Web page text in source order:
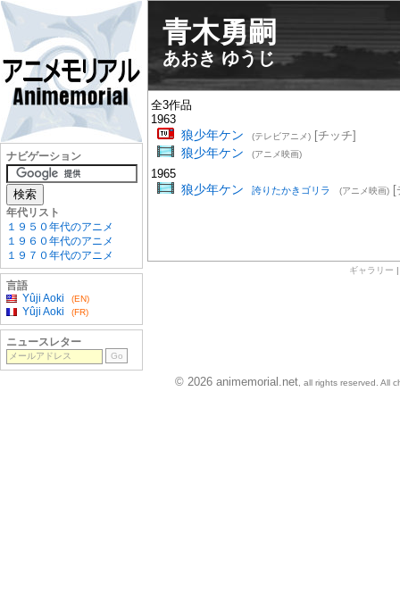
青木勇嗣
あおき ゆうじ
全3作品
1963
狼少年ケン (テレビアニメ)[チッチ]
狼少年ケン (アニメ映画)
1965
狼少年ケン 誇りたかきゴリラ (アニメ映画)[
ギャラリー
ナビゲーション
年代リスト
１９５０年代のアニメ
１９６０年代のアニメ
１９７０年代のアニメ
言語
Yûji Aoki
(EN)
Yûji Aoki (FR)
ニュースレター
© 2026 animemorial.net , all rights reserved. All